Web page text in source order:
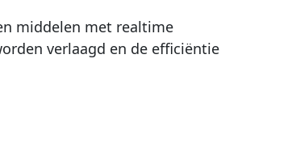
middelen met realtime
verlaagd en de efficiëntie